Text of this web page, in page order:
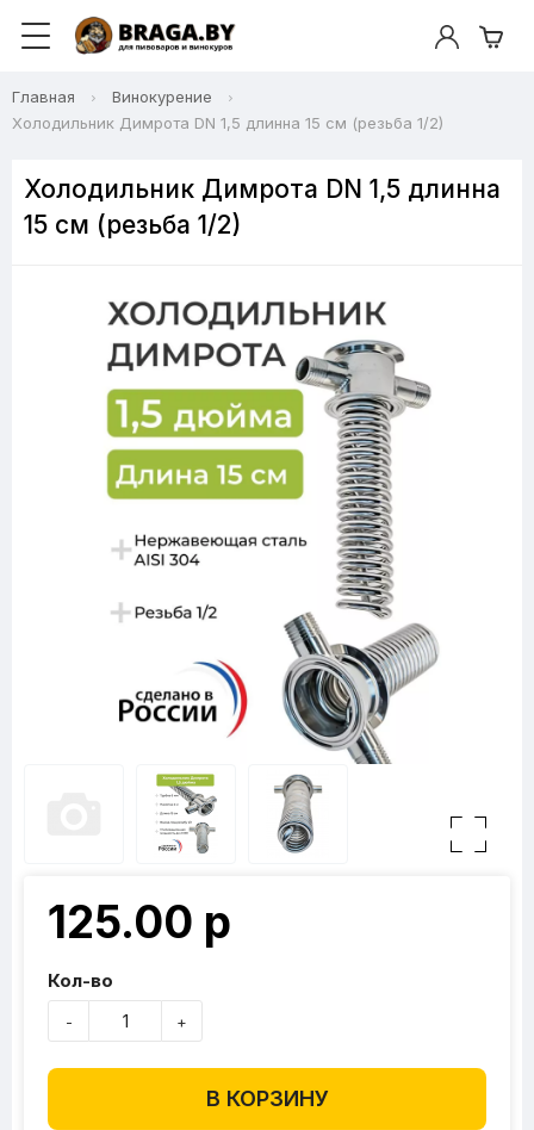
Главная
Винокурение
Холодильник Димрота DN 1,5 длинна 15 см (резьба 1/2)
Холодильник Димрота DN 1,5 длинна
15 см (резьба 1/2)
125.00 р
Кол-во
- +
В КОРЗИНУ